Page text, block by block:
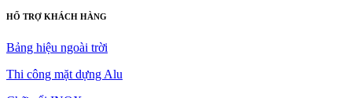
HỔ TRỢ KHÁCH HÀNG
Bảng hiệu ngoài trời
Thi công mặt dựng Alu